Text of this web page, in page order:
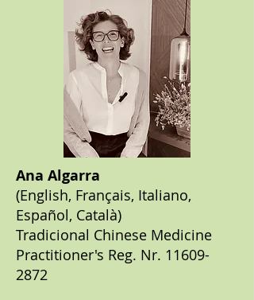
Ana Algarra
(English, Français, Italiano,
Español, Català)
Tradicional Chinese Medicine
Practitioner's Reg. Nr. 11609-
2872